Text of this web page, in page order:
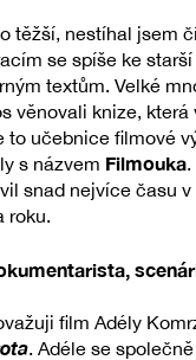
těžší, nestíhal jsem
se spíše ke
textům. Velké
věnovali knize, která
to učebnice filmové
s názvem Filmouka
snad nejvíce času
roku.
film Adély
. Adéle se